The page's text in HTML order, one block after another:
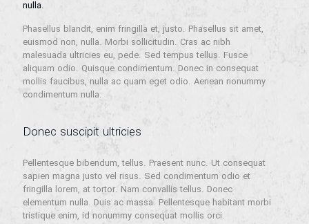
nulla.
Phasellus blandit, enim fringilla et, justo. Phasellus sit amet,
euismod non, nulla. Morbi sollicitudin. Cras ac nibh
malesuada ultricies eu, pede. Sed tempus tellus. Fusce
aliquam odio. Quisque condimentum. Donec in consequat
mollis faucibus, nulla ac quam eget odio. Aenean nonummy
condimentum nulla.
Donec suscipit ultricies
Pellentesque bibendum, tellus. Praesent nunc. Ut consequat
sapien magna justo vel risus. Sed condimentum odio et
fringilla lorem, at tortor. Nam convallis tellus. Donec
elementum nulla. Duis ac massa. Pellentesque habitant morbi
tristique enim, id nonummy consequat mollis orci.